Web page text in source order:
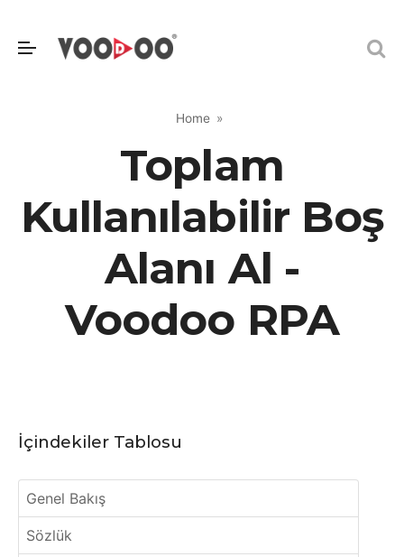
Home
Toplam
Kullanılabilir Boş
Alanı Al -
Voodoo RPA
İçindekiler Tablosu
Genel Bakış
Sözlük